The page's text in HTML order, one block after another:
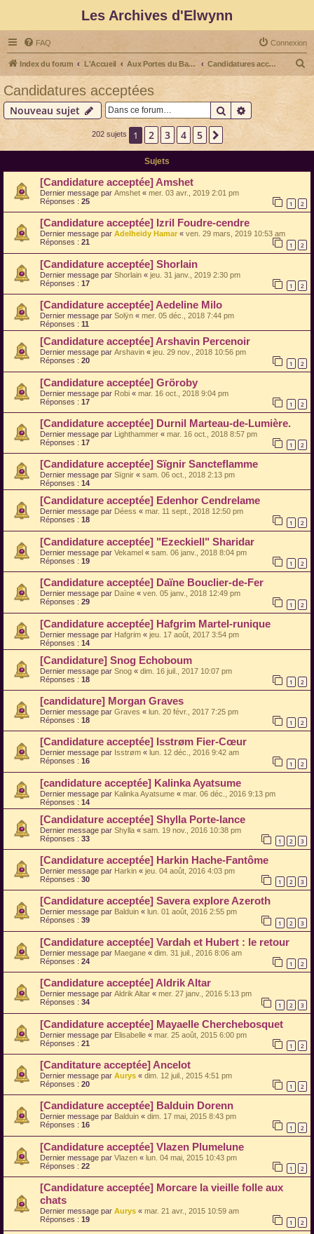
Les Archives d'Elwynn
FAQ Connexion
Index du forum L'Accueil Aux Portes du Bastion Candidatures acceptées
e
e
e
r
Candidatures acceptées
Nouveau sujet RechercherRecherche
202 sujets 1 2 3 4 5 Suivante
Sujets
[Candidature acceptée] Amshet
Dernier message par Amshet « mer. 03 avr., 2019 2:01 pm
Réponses : 25 1 2
[Candidature acceptée] Izril Foudre-cendre
Dernier message par Adelheidy Hamar « ven. 29 mars, 2019 10:53 am
Réponses : 21 1 2
[Candidature acceptée] Shorlain
Dernier message par Shorlain « jeu. 31 janv., 2019 2:30 pm
Réponses : 17 1 2
[Candidature acceptée] Aedeline Milo
Dernier message par Solÿn « mer. 05 déc., 2018 7:44 pm
Réponses : 11
[Candidature acceptée] Arshavin Percenoir
Dernier message par Arshavin « jeu. 29 nov., 2018 10:56 pm
Réponses : 20 1 2
[Candidature acceptée] Gröroby
Dernier message par Robi « mar. 16 oct., 2018 9:04 pm
Réponses : 17 1 2
[Candidature acceptée] Durnil Marteau-de-Lumière.
Dernier message par Lighthammer « mar. 16 oct., 2018 8:57 pm
Réponses : 17 1 2
[Candidature acceptée] Sïgnir Sancteflamme
Dernier message par Sïgnir « sam. 06 oct., 2018 2:13 pm
Réponses : 14
[Candidature acceptée] Edenhor Cendrelame
Dernier message par Déess « mar. 11 sept., 2018 12:50 pm
Réponses : 18 1 2
[Candidature acceptée] "Ezeckiell" Sharidar
Dernier message par Vekamel « sam. 06 janv., 2018 8:04 pm
Réponses : 19 1 2
[Candidature acceptée] Daïne Bouclier-de-Fer
Dernier message par Daïne « ven. 05 janv., 2018 12:49 pm
Réponses : 29 1 2
[Candidature acceptée] Hafgrim Martel-runique
Dernier message par Hafgrim « jeu. 17 août, 2017 3:54 pm
Réponses : 14
[Candidature] Snog Echoboum
Dernier message par Snog « dim. 16 juil., 2017 10:07 pm
Réponses : 18 1 2
[candidature] Morgan Graves
Dernier message par Graves « lun. 20 févr., 2017 7:25 pm
Réponses : 18 1 2
[Candidature acceptée] Isstrøm Fier-Cœur
Dernier message par Isstrøm « lun. 12 déc., 2016 9:42 am
Réponses : 16 1 2
[candidature acceptée] Kalinka Ayatsume
Dernier message par Kalinka Ayatsume « mar. 06 déc., 2016 9:13 pm
Réponses : 14
[Candidature acceptée] Shylla Porte-lance
Dernier message par Shylla « sam. 19 nov., 2016 10:38 pm
Réponses : 33 1 2 3
[Candidature acceptée] Harkin Hache-Fantôme
Dernier message par Harkin « jeu. 04 août, 2016 4:03 pm
Réponses : 30 1 2 3
[Candidature acceptée] Savera explore Azeroth
Dernier message par Balduin « lun. 01 août, 2016 2:55 pm
Réponses : 39 1 2 3
[Candidature acceptée] Vardah et Hubert : le retour
Dernier message par Maegane « dim. 31 juil., 2016 8:06 am
Réponses : 24 1 2
[Candidature acceptée] Aldrik Altar
Dernier message par Aldrik Altar « mer. 27 janv., 2016 5:13 pm
Réponses : 34 1 2 3
[Candidature acceptée] Mayaelle Cherchebosquet
Dernier message par Elisabelle « mar. 25 août, 2015 6:00 pm
Réponses : 21 1 2
[Canditature acceptée] Ancelot
Dernier message par Aurys « dim. 12 juil., 2015 4:51 pm
Réponses : 20 1 2
[Candidature acceptée] Balduin Dorenn
Dernier message par Balduin « dim. 17 mai, 2015 8:43 pm
Réponses : 16 1 2
[Candidature acceptée] Vlazen Plumelune
Dernier message par Vlazen « lun. 04 mai, 2015 10:43 pm
Réponses : 22 1 2
[Candidature acceptée] Morcare la vieille folle aux
chats
Dernier message par Aurys « mar. 21 avr., 2015 10:59 am
Réponses : 19 1 2